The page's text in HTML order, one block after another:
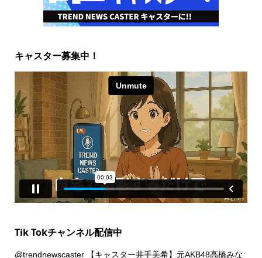
キャスター募集中！
Tik Tokチャンネル配信中
@trendnewscaster【キャスター井手美希】元AKB48高橋みな